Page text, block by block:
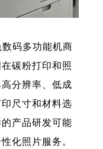
码多功能机商
碳粉打印和照
分辨率、低成
尺寸和材料选
产品研发可能
化照片服务。